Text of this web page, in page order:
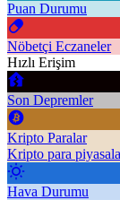
Puan Durumu
Nöbetçi Eczaneler
Hızlı Erişim
Son Depremler
Kripto Paralar
Kripto para
Hava Durumu